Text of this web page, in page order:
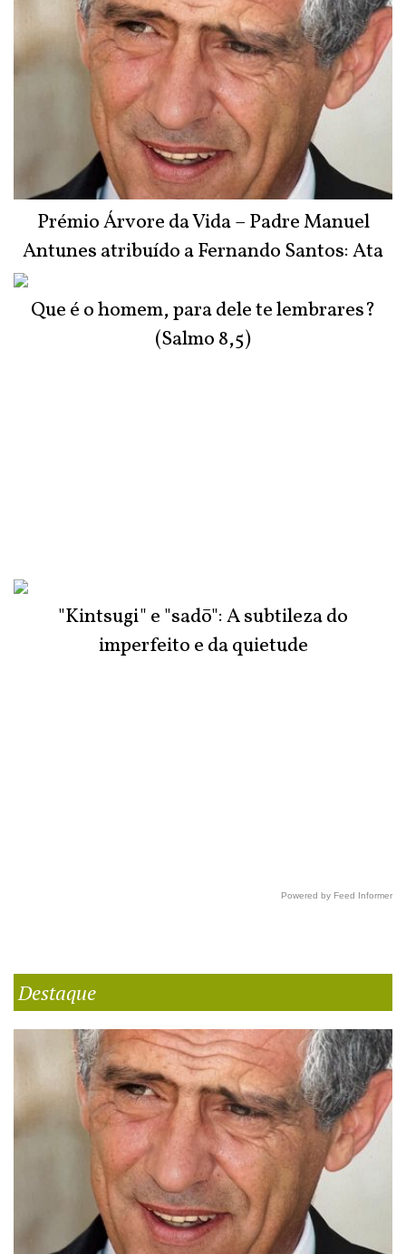
Prémio Árvore da Vida – Padre Manuel
Antunes atribuído a Fernando Santos: Ata
Que é o homem, para dele te lembrares?
(Salmo 8,5)
"Kintsugi" e "sadō": A subtileza do
imperfeito e da quietude
Powered by Feed Informer
Destaque